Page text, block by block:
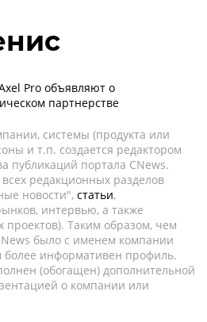
Pro объявляют о
партнерстве
системы (продукта или
и т.п. создается редактором
публикаций портала CNews.
редакционных разделов
новости", статьи,
интервью, а также
проектов). Таким образом, чем
было с именем компании
более информативен профиль.
(обогащен) дополнительной
о компании или